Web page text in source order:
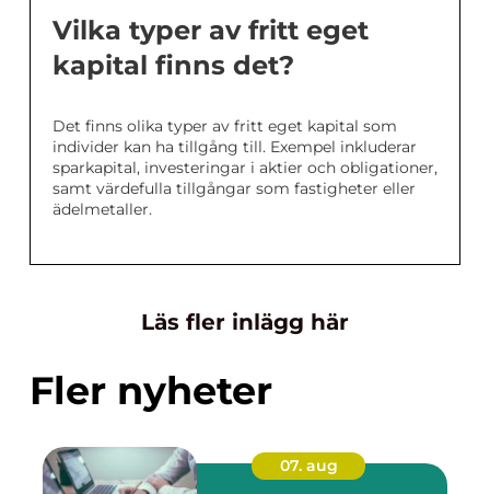
Vilka typer av fritt eget
kapital finns det?
Det finns olika typer av fritt eget kapital som
individer kan ha tillgång till. Exempel inkluderar
sparkapital, investeringar i aktier och obligationer,
samt värdefulla tillgångar som fastigheter eller
ädelmetaller.
Läs fler inlägg här
Fler nyheter
07. aug